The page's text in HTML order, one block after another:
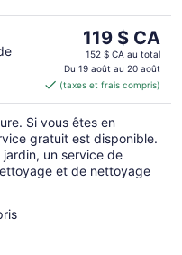
Le
prix
est
de 119 $ CA
par
nuit
119 $ CA
152 $ CA au total
Du 19 août au 20 août
(taxes et frais compris)
Si vous êtes en
gratuit est disponible.
un service de
et de nettoyage